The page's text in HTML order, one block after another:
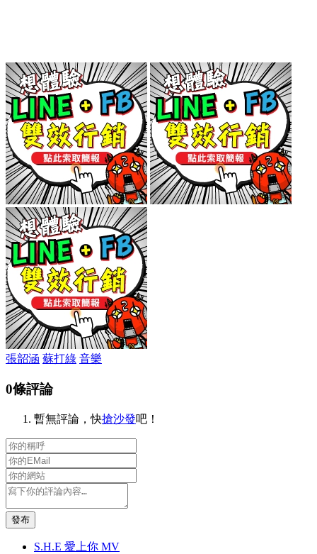
張韶涵 蘇打綠 音樂
0條評論
暫無評論，快搶沙發吧！
發布
S.H.E 愛上你 MV